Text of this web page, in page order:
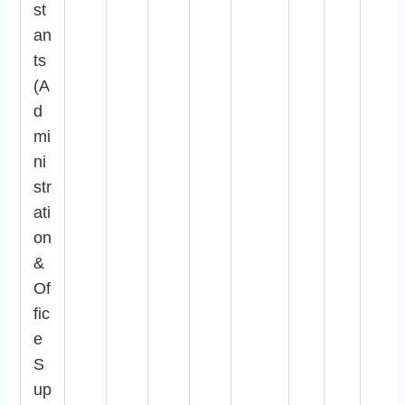
st
an
ts
(A
d
mi
ni
str
ati
on
&
Of
fic
e
S
up